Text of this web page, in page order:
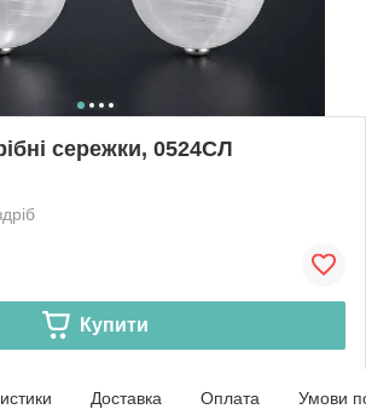
сережки, 0524СЛ
Купити
Доставка Оплата Умови